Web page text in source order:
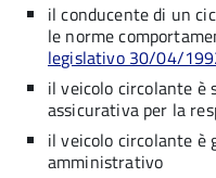
il conducente di un
le norme
legislativo 30/04/
il veicolo circolante è
assicurativa per la
il veicolo circolante è
amministrativo